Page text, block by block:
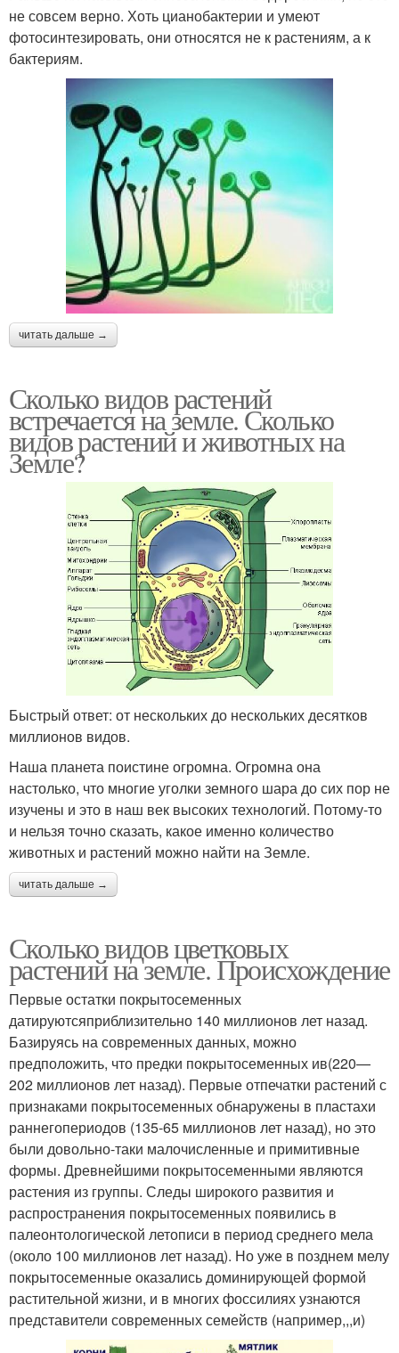
не совсем верно. Хоть цианобактерии и умеют
фотосинтезировать, они относятся не к растениям, а к
бактериям.
читать дальше →
Сколько видов растений
встречается на земле. Сколько
видов растений и животных на
Земле?
Быстрый ответ: от нескольких до нескольких десятков
миллионов видов.
Наша планета поистине огромна. Огромна она
настолько, что многие уголки земного шара до сих пор не
изучены и это в наш век высоких технологий. Потому-то
и нельзя точно сказать, какое именно количество
животных и растений можно найти на Земле.
читать дальше →
Сколько видов цветковых
растений на земле. Происхождение
Первые остатки покрытосеменных
датируютсяприблизительно 140 миллионов лет назад.
Базируясь на современных данных, можно
предположить, что предки покрытосеменных ив(220—
202 миллионов лет назад). Первые отпечатки растений с
признаками покрытосеменных обнаружены в пластахи
раннегопериодов (135-65 миллионов лет назад), но это
были довольно-таки малочисленные и примитивные
формы. Древнейшими покрытосеменными являются
растения из группы. Следы широкого развития и
распространения покрытосеменных появились в
палеонтологической летописи в период среднего мела
(около 100 миллионов лет назад). Но уже в позднем мелу
покрытосеменные оказались доминирующей формой
растительной жизни, и в многих фоссилиях узнаются
представители современных семейств (например,,,и)